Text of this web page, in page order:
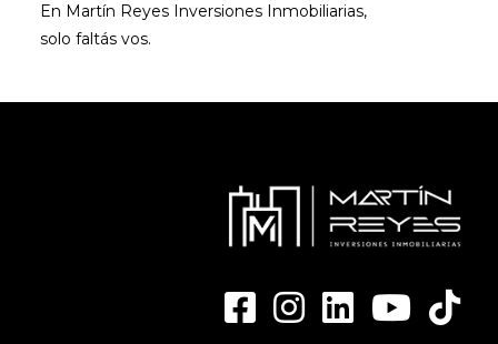
En Martín Reyes Inversiones Inmobiliarias,
solo faltás vos.